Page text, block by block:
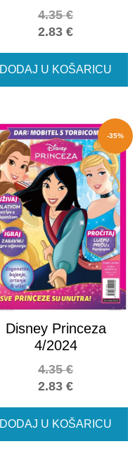
2.83€
4.35€
DODAJ U KOŠARICU
-35%
Disney Princeza
4/2024
2.83€
4.35€
DODAJ U KOŠARICU